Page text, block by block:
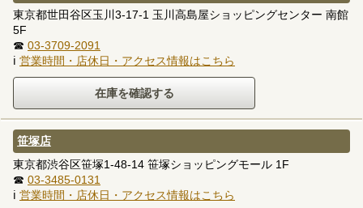
東京都世田谷区玉川3-17-1 玉川高島屋ショッピングセンター 南館
5F
☎ 03-3709-2091
ℹ 営業時間・店休日・アクセス情報はこちら
笹塚店
東京都渋谷区笹塚1-48-14 笹塚ショッピングモール 1F
☎ 03-3485-0131
ℹ 営業時間・店休日・アクセス情報はこちら